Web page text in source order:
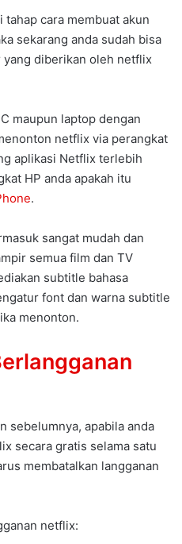
cara membuat akun
sekarang anda sudah bisa
yang diberikan oleh netflix
maupun laptop dengan
netflix via perangkat
aplikasi Netflix terlebih
HP anda apakah itu
.
sangat mudah dan
semua film dan TV
subtitle bahasa
font dan warna subtitle
menonton.
sebelumnya, apabila anda
secara gratis selama satu
membatalkan langganan
netflix: